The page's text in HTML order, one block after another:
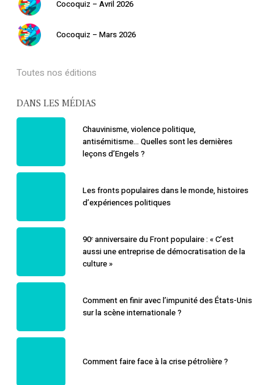
Cocoquiz – Avril 2026
Cocoquiz – Mars 2026
Toutes nos éditions
DANS LES MÉDIAS
Chauvinisme, violence politique,
antisémitisme… Quelles sont les dernières
leçons d’Engels ?
Les fronts populaires dans le monde, histoires
d’expériences politiques
90ᵉ anniversaire du Front populaire : « C’est
aussi une entreprise de démocratisation de la
culture »
Comment en finir avec l’impunité des États-Unis
sur la scène internationale ?
Comment faire face à la crise pétrolière ?